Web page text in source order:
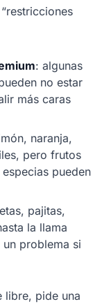
: algunas
no estar
más caras
naranja,
pero frutos
pueden
pajitas,
la llama
problema si
libre, pide una